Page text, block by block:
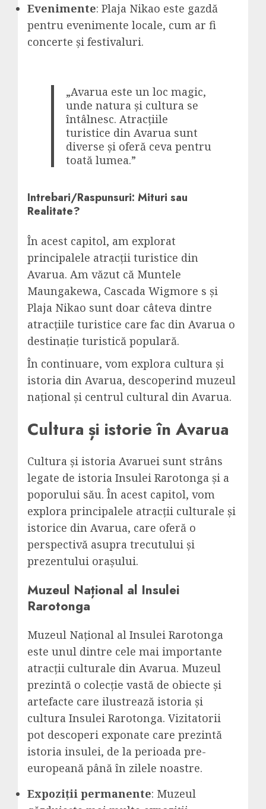
Evenimente: Plaja Nikao este gazdă
pentru evenimente locale, cum ar fi
concerte și festivaluri.
„Avarua este un loc magic,
unde natura și cultura se
întâlnesc. Atracțiile
turistice din Avarua sunt
diverse și oferă ceva pentru
toată lumea.”
Intrebari/Raspunsuri: Mituri sau
Realitate?
În acest capitol, am explorat
principalele atracții turistice din
Avarua. Am văzut că Muntele
Maungakewa, Cascada Wigmore s și
Plaja Nikao sunt doar câteva dintre
atracțiile turistice care fac din Avarua o
destinație turistică populară.
În continuare, vom explora cultura și
istoria din Avarua, descoperind muzeul
național și centrul cultural din Avarua.
Cultura și istorie în Avarua
Cultura și istoria Avaruei sunt strâns
legate de istoria Insulei Rarotonga și a
poporului său. În acest capitol, vom
explora principalele atracții culturale și
istorice din Avarua, care oferă o
perspectivă asupra trecutului și
prezentului orașului.
Muzeul Național al Insulei
Rarotonga
Muzeul Național al Insulei Rarotonga
este unul dintre cele mai importante
atracții culturale din Avarua. Muzeul
prezintă o colecție vastă de obiecte și
artefacte care ilustrează istoria și
cultura Insulei Rarotonga. Vizitatorii
pot descoperi exponate care prezintă
istoria insulei, de la perioada pre-
europeană până în zilele noastre.
Expoziții permanente: Muzeul